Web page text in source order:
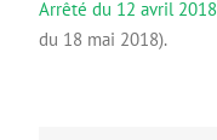
Arrêté du 12 avril 2018
du 18 mai 2018).